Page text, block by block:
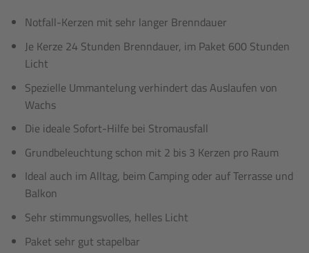
Notfall-Kerzen mit sehr langer Brenndauer
Je Kerze 24 Stunden Brenndauer, im Paket 600 Stunden
Licht
Spezielle Ummantelung verhindert das Auslaufen von
Wachs
Die ideale Sofort-Hilfe bei Stromausfall
Grundbeleuchtung schon mit 2 bis 3 Kerzen pro Raum
Ideal auch im Alltag, beim Camping oder auf Terrasse und
Balkon
Sehr stimmungsvolles, helles Licht
Paket sehr gut stapelbar